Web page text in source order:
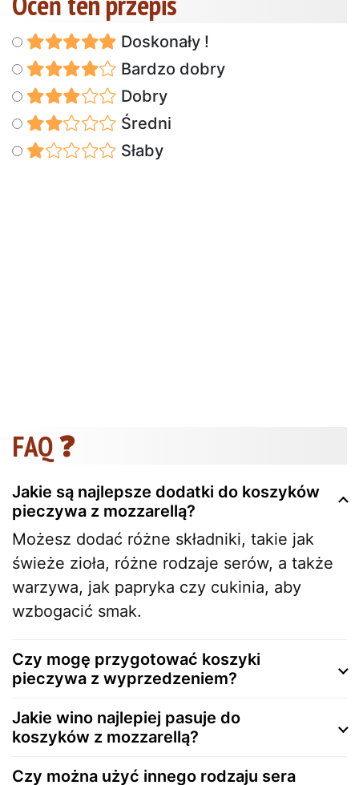
Doskonały !
Bardzo dobry
Dobry
Średni
Słaby
FAQ ❓
Jakie są najlepsze dodatki do koszyków
pieczywa z mozzarellą?
Możesz dodać różne składniki, takie jak
świeże zioła, różne rodzaje serów, a także
warzywa, jak papryka czy cukinia, aby
wzbogacić smak.
Czy mogę przygotować koszyki
pieczywa z wyprzedzeniem?
Jakie wino najlepiej pasuje do
koszyków z mozzarellą?
Czy można użyć innego rodzaju sera